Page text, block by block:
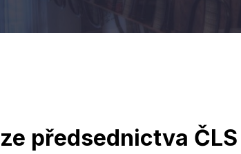
předsednictva ČLS